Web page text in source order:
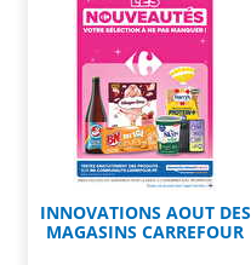
INNOVATIONS AOUT DES
MAGASINS CARREFOUR